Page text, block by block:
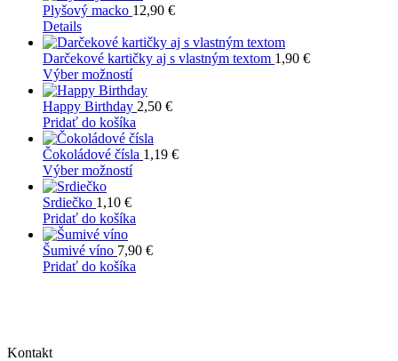
Plyšový macko 12,90 €
Details
Darčekové kartičky aj s vlastným textom 1,90 €
Výber možnostíTento
produkt
má
viacero
variantov.
Možnosti
si
na
produktu.
Happy Birthday 2,50 €
Pridať do košíka
Čokoládové čísla 1,19 €
Výber možnostíTento
viacero
Možnosti
si
Srdiečko 1,10 €
Pridať do košíka
Šumivé víno 7,90 €
Pridať do košíka
Kontakt